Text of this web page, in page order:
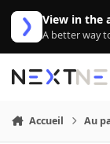
Aller au contenu
View in the
A better way
Accueil Au